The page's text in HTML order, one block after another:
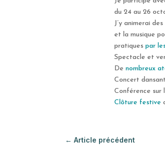
du 24 au 26
J’y animerai
et la musique
pratiques par
Spectacle et
De nombreux
Concert
Conférence sur
Clôture festive
← Article précédent